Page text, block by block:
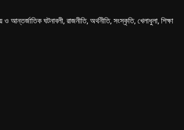
ঘটনাবলী, রাজনীতি, অর্থনীতি, সংস্কৃতি, খেলাধুলা, শিক্ষা